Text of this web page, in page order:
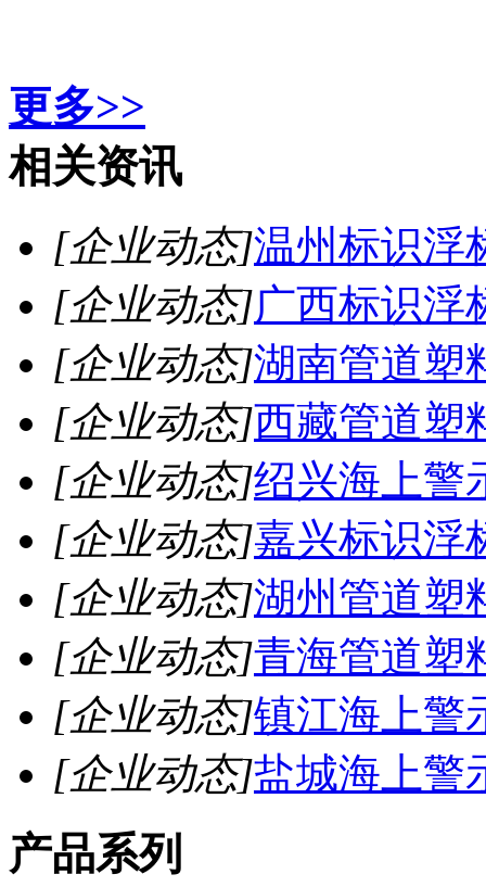
更多>>
相关资讯
[企业动态]温州标识浮
[企业动态]广西标识浮
[企业动态]湖南管道塑
[企业动态]西藏管道塑
[企业动态]绍兴海上警
[企业动态]嘉兴标识浮
[企业动态]湖州管道塑
[企业动态]青海管道塑
[企业动态]镇江海上警
[企业动态]盐城海上警
产品系列